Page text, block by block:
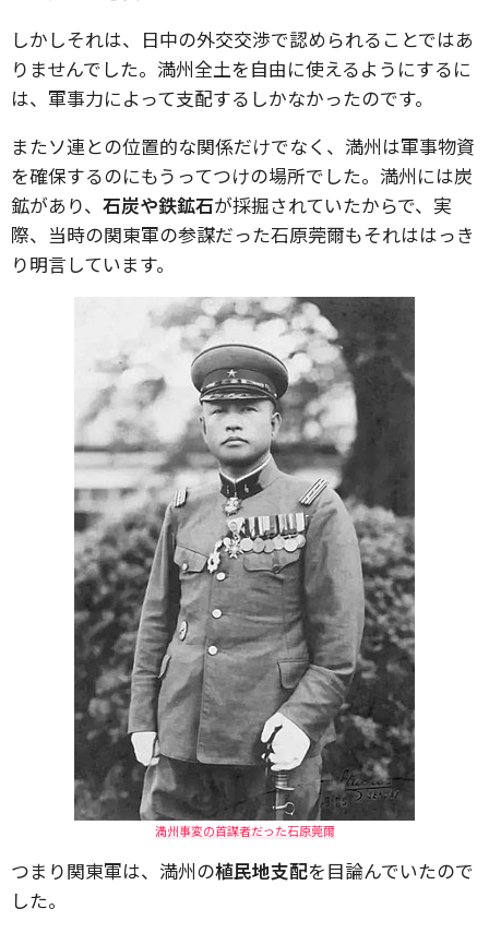
しかしそれは、日中の外交交渉で認められることではあ
りませんでした。満州全土を自由に使えるようにするに
は、軍事力によって支配するしかなかったのです。
またソ連との位置的な関係だけでなく、満州は軍事物資
を確保するのにもうってつけの場所でした。満州には炭
鉱があり、 石炭や鉄鉱石が採掘されていたからで、実
際、当時の関東軍の参謀だった石原莞爾もそれははっき
り明言しています。
満州事変の首謀者だった石原莞爾
つまり関東軍は、満州の植民地支配を目論んでいたので
した。